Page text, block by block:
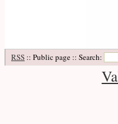
RSS :: Public page :: Search: